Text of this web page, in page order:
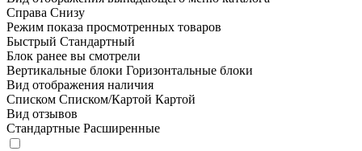
Справа Снизу
Режим показа просмотренных товаров
Быстрый Стандартный
Блок ранее вы смотрели
Вертикальные блоки Горизонтальные блоки
Вид отображения наличия
Списком Списком/Картой Картой
Вид отзывов
Стандартные Расширенные